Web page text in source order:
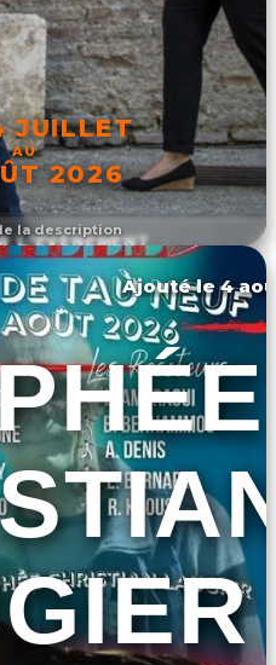
la description
JUILLET
AU
2026
L'ÉVÉNEMENT
Ajouté le 4